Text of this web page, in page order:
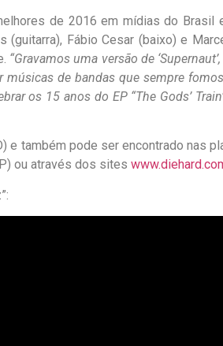
de 2016 em mídias do
(guitarra), Fábio Cesar (baixo) e
“Gravamos uma versão de
de bandas que sempre
os 15 anos do EP “The Gods’
também pode ser encontrado nas
ou através dos sites